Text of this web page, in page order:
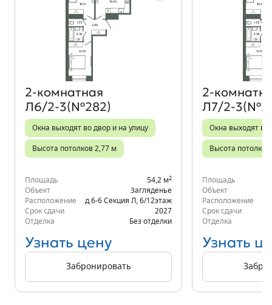
Объект месяца
2‑комнатная
Л6/2-3(№282)
Окна выходят во двор и на улицу
Высота потолков 2,77 м
Площадь 54,2 м2
Объект
Загляденье
Расположение
д.6-6 Секция Л 6/12этаж
Срок сдачи
2027
Отделка
Без отделки
Узнать цену
Забронировать
Л7/2-
Окна выходят во
Высота
Площадь
Объект
Расположение
Срок сдачи
Отделка
Узнать